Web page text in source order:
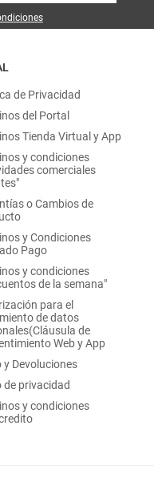
de Privacidad
del Portal
Tienda Virtual y App
y condiciones
comerciales
o Cambios de
y Condiciones
Pago
y condiciones
de la semana"
para el
de datos
de
Web y App
y Devoluciones
de privacidad
y condiciones